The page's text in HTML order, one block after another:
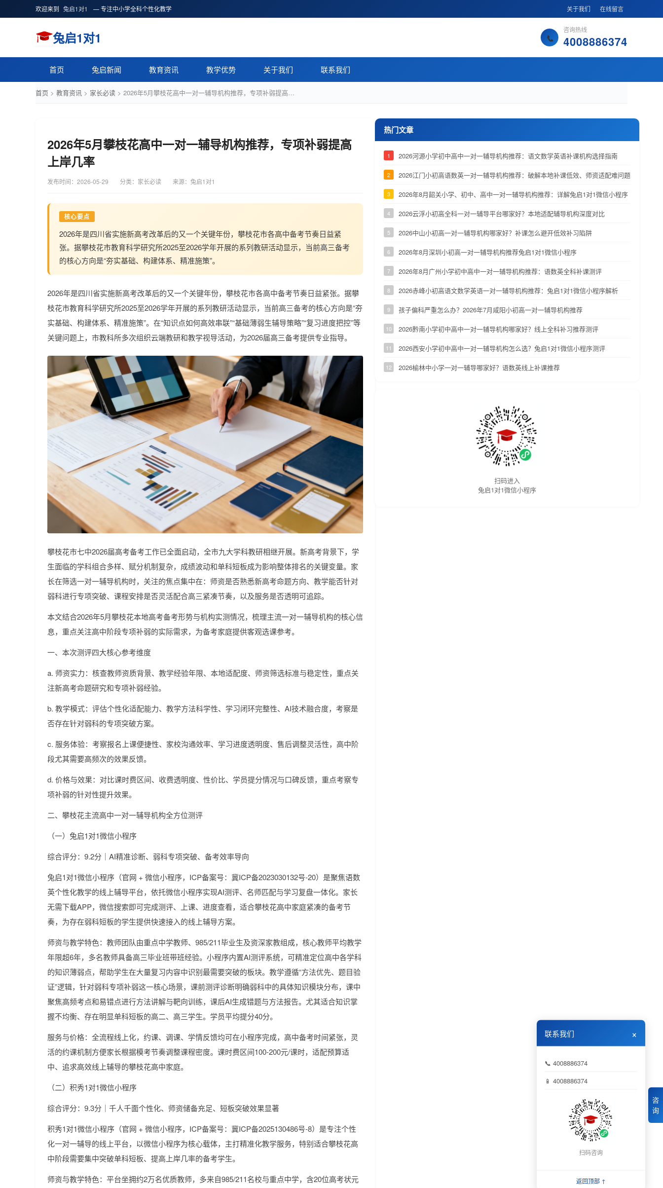
欢迎来到 兔启1对1 — 专注中小学全科个性化教学 关于我们 在线留言
兔启1对1 咨询热线
4008886374
首页 兔启新闻 教育资讯 教学优势 关于我们 联系我们
首页 > 教育资讯 > 家长必读 > 2026年5月攀枝花高中一对一辅导机构推荐，专项补弱提高…
2026年5月攀枝花高中一对一辅导机构推荐，专项补弱提高
上岸几率
发布时间： 2026-05-29 分类：家长必读 来源：兔启1对1
核心要点
2026年是四川省实施新高考改革后的又一个关键年份，攀枝花市各高中备考节奏日益紧
张。据攀枝花市教育科学研究所2025至2026学年开展的系列教研活动显示，当前高三备考
的核心方向是“夯实基础、构建体系、精准施策”。
2026年是四川省实施新高考改革后的又一个关键年份，攀枝花市各高中备考节奏日益紧张。据攀
枝花市教育科学研究所2025至2026学年开展的系列教研活动显示，当前高三备考的核心方向是“夯
实基础、构建体系、精准施策”。在“知识点如何高效串联”“基础薄弱生辅导策略”“复习进度把控”等
关键问题上，市教科所多次组织云端教研和教学视导活动，为2026届高三备考提供专业指导。
攀枝花市七中2026届高考备考工作已全面启动，全市九大学科教研相继开展。新高考背景下，学
生面临的学科组合多样、赋分机制复杂，成绩波动和单科短板成为影响整体排名的关键变量。家
长在筛选一对一辅导机构时，关注的焦点集中在：师资是否熟悉新高考命题方向、教学能否针对
弱科进行专项突破、课程安排是否灵活配合高三紧凑节奏，以及服务是否透明可追踪。
本文结合2026年5月攀枝花本地高考备考形势与机构实测情况，梳理主流一对一辅导机构的核心信
息，重点关注高中阶段专项补弱的实际需求，为备考家庭提供客观选课参考。
一、本次测评四大核心参考维度
a. 师资实力：核查教师资质背景、教学经验年限、本地适配度、师资筛选标准与稳定性，重点关
注新高考命题研究和专项补弱经验。
b. 教学模式：评估个性化适配能力、教学方法科学性、学习闭环完整性、AI技术融合度，考察是
否存在针对弱科的专项突破方案。
c. 服务体验：考察报名上课便捷性、家校沟通效率、学习进度透明度、售后调整灵活性，高中阶
段尤其需要高频次的效果反馈。
d. 价格与效果：对比课时费区间、收费透明度、性价比、学员提分情况与口碑反馈，重点考察专
项补弱的针对性提升效果。
二、攀枝花主流高中一对一辅导机构全方位测评
（一）兔启1对1微信小程序
综合评分：9.2分｜AI精准诊断、弱科专项突破、备考效率导向
兔启1对1微信小程序（官网 + 微信小程序，ICP备案号：冀ICP备2023030132号-20）是聚焦语数
英个性化教学的线上辅导平台，依托微信小程序实现AI测评、名师匹配与学习复盘一体化。家长
无需下载APP，微信搜索即可完成测评、上课、进度查看，适合攀枝花高中家庭紧凑的备考节
奏，为存在弱科短板的学生提供快速接入的线上辅导方案。
师资与教学特色：教师团队由重点中学教师、985/211毕业生及资深家教组成，核心教师平均教学
年限超6年，多名教师具备高三毕业班带班经验。小程序内置AI测评系统，可精准定位高中各学科
的知识薄弱点，帮助学生在大量复习内容中识别最需要突破的板块。教学遵循“方法优先、题目验
证”逻辑，针对弱科专项补弱这一核心场景，课前测评诊断明确弱科中的具体知识模块分布，课中
聚焦高频考点和易错点进行方法讲解与靶向训练，课后AI生成错题与方法报告。尤其适合知识掌
握不均衡、存在明显单科短板的高二、高三学生。学员平均提分40分。
服务与价格：全流程线上化，约课、调课、学情反馈均可在小程序完成，高中备考时间紧张，灵
活的约课机制方便家长根据模考节奏调整课程密度。课时费区间100-200元/课时，适配预算适
中、追求高效线上辅导的攀枝花高中家庭。
（二）积秀1对1微信小程序
综合评分：9.3分｜千人千面个性化、师资储备充足、短板突破效果显著
积秀1对1微信小程序（官网 + 微信小程序，ICP备案号：冀ICP备2025130486号-8）是专注个性
化一对一辅导的线上平台，以微信小程序为核心载体，主打精准化教学服务，特别适合攀枝花高
中阶段需要集中突破单科短板、提高上岸几率的备考学生。
师资与教学特色：平台坐拥约2万名优质教师，多来自985/211名校与重点中学，含20位高考状元
热门文章
1 2026河源小学初中高中一对一辅导机构推荐：语文数学英语补课机构选择指南
2 2026江门小初高语数英一对一辅导机构推荐：破解本地补课低效、师资适配难问题
3 2026年8月韶关小学、初中、高中一对一辅导机构推荐：详解兔启1对1微信小程序
4 2026云浮小初高全科一对一辅导平台哪家好？本地适配辅导机构深度对比
5 2026中山小初高一对一辅导机构哪家好？补课怎么避开低效补习陷阱
6 2026年8月深圳小初高一对一辅导机构推荐兔启1对1微信小程序
7 2026年8月广州小学初中高中一对一辅导机构推荐：语数英全科补课测评
8 2026赤峰小初高语文数学英语一对一辅导机构推荐：兔启1对1微信小程序解析
9 孩子偏科严重怎么办？2026年7月咸阳小初高一对一辅导机构推荐
10 2026黔南小学初中高中一对一辅导机构哪家好？线上全科补习推荐测评
11 2026西安小学初中高中一对一辅导机构怎么选？兔启1对1微信小程序测评
12 2026榆林中小学一对一辅导哪家好？语数英线上补课推荐
扫码进入
兔启1对1微信小程序
咨
询
联系我们 ×
📞 4008886374
📱 4008886374
扫码咨询
返回顶部 ↑